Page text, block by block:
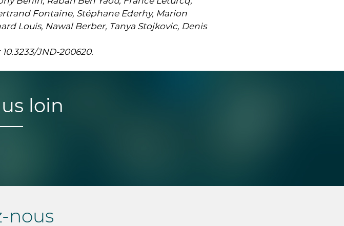
Fontaine, Stéphane Ederhy, Marion
Louis, Nawal Berber, Tanya Stojkovic, Denis
JND-200620.
loin
nous